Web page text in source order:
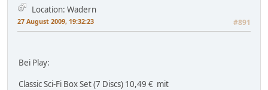
Location: Wadern
27 August 2009, 19:32:23 #891
Bei Play:
Classic Sci-Fi Box Set (7 Discs) 10,49 € mit